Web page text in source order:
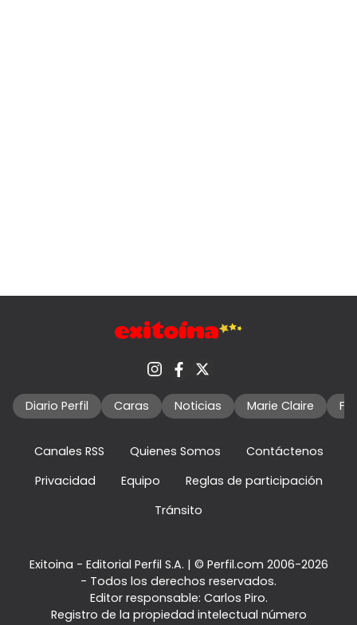
Diario Perfil Caras Noticias Marie Claire
Canales RSS Quienes Somos
Contáctenos
Privacidad
Equipo
Reglas de participación
Tránsito
Exitoina - Editorial Perfil S.A. | © Perfil.com 2006-2026
- Todos los derechos reservados.
Editor responsable: Carlos Piro.
Registro de la propiedad intelectual número